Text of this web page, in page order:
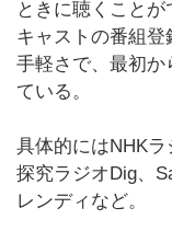
ときに聴くこと
キャストの番組登
手軽さで、最初
ている。
具体的にはNHK
探究ラジオDig、
レンディなど。